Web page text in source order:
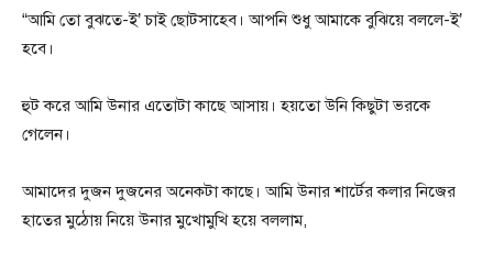
“আমি তো বুঝতে-ই’ চাই ছোটসাহেব। আপনি শুধু আমাকে বুঝিয়ে বললে-ই’
হবে।
হুট করে আমি উনার এতোটা কাছে আসায়। হয়তো উনি কিছুটা ভরকে
গেলেন।
আমাদের দুজন দুজনের অনেকটা কাছে। আমি উনার শার্টের কলার নিজের
হাতের মুঠোয় নিয়ে উনার মুখোমুখি হয়ে বললাম,